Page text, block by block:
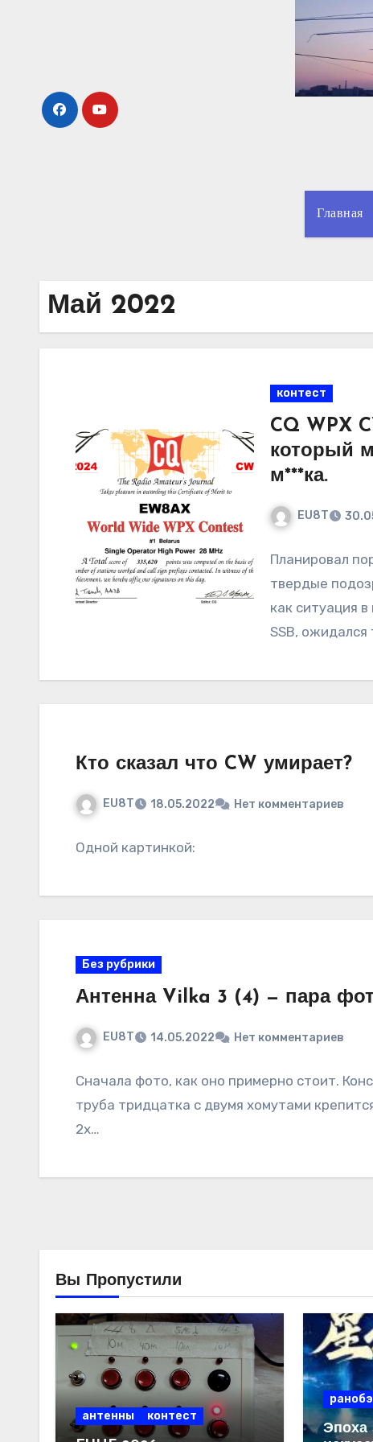
Главная
Май 2022
контест
CQ WPX
который
м***ка.
EU8T
Планировал
твердые
как ситуация
SSB, ожидался
Кто сказал что CW умирает?
EU8T 18.05.2022 Нет комментариев
Одной картинкой:
Без рубрики
Антенна Vilka 3 (4) — пара
EU8T 14.05.2022 Нет комментариев
Сначала фото, как оно примерно стоит.
труба тридцатка с двумя хомутами
2х…
Вы Пропустили
антенны контест
ранобэ
Эпоха